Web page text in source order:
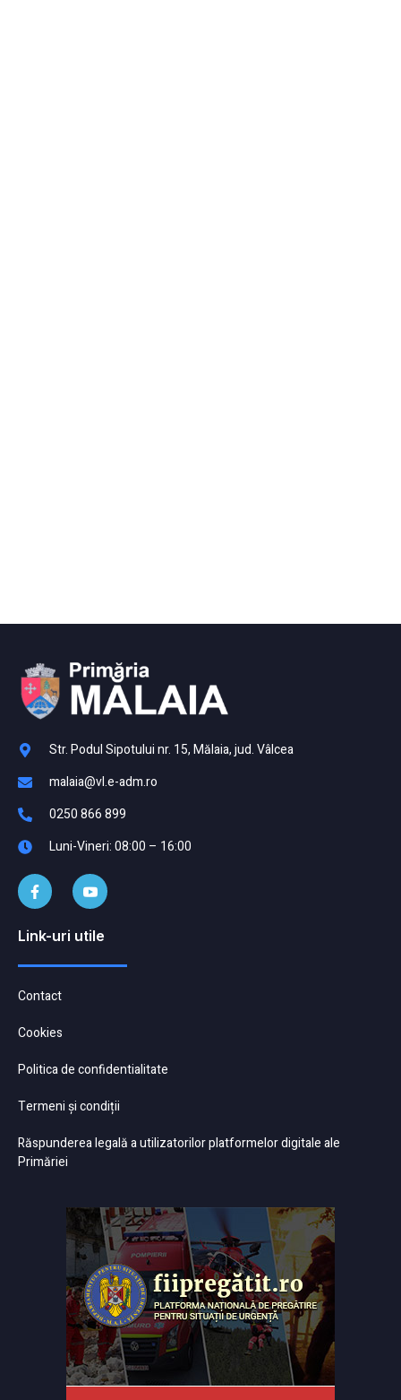
Str. Podul Sipotului nr. 15, Mălaia, jud. Vâlcea
malaia@vl.e-adm.ro
0250 866 899
Luni-Vineri: 08:00 – 16:00
Link-uri utile
Contact
Cookies
Politica de confidentialitate
Termeni și condiții
Răspunderea legală a utilizatorilor platformelor digitale ale
Primăriei